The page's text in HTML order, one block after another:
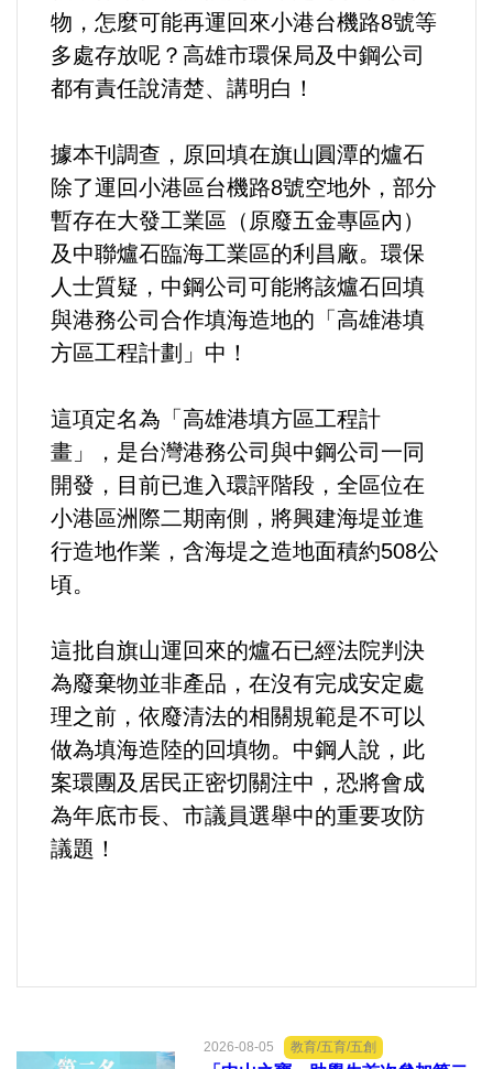
好人好事/人物介紹
物，怎麼可能再運回來小港台機路8號等
多處存放呢？高雄市環保局及中鋼公司
都有責任說清楚、講明白！
據本刊調查，原回填在旗山圓潭的爐石
除了運回小港區台機路8號空地外，部分
暫存在大發工業區（原廢五金專區內）
及中聯爐石臨海工業區的利昌廠。環保
人士質疑，中鋼公司可能將該爐石回填
與港務公司合作填海造地的「高雄港填
方區工程計劃」中！
這項定名為「高雄港填方區工程計
畫」，是台灣港務公司與中鋼公司一同
開發，目前已進入環評階段，全區位在
小港區洲際二期南側，將興建海堤並進
行造地作業，含海堤之造地面積約508公
頃。
這批自旗山運回來的爐石已經法院判決
為廢棄物並非產品，在沒有完成安定處
理之前，依廢清法的相關規範是不可以
做為填海造陸的回填物。中鋼人說，此
案環團及居民正密切關注中，恐將會成
為年底市長、市議員選舉中的重要攻防
議題！
2026-08-05 教育/五育/五創